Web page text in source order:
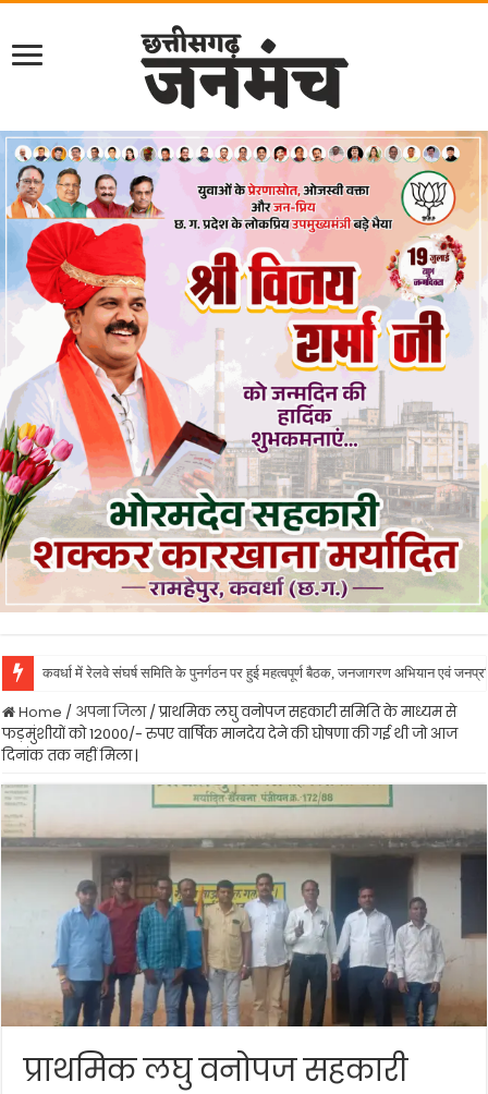
कवर्धा में रेलवे संघर्ष समिति के पुनर्गठन पर हुई महत्वपूर्ण बैठक, जनजागरण अभियान एवं
कबीरधाम को मिली शासकीय मेडिकल कॉलेज की सौगात, 50 एमबीबीएस सीटों के साथ
Home / अपना जिला/प्राथमिक लघु वनोपज सहकारी समिति के माध्यम से
फड़मुंशीयों को 12000/- रुपए वार्षिक मानदेय देने की घोषणा की गई थी जो आज
दिनांक तक नहीं मिला |
प्राथमिक लघु वनोपज सहकारी